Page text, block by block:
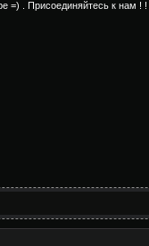
=) . Присоединяйтесь к нам ! !